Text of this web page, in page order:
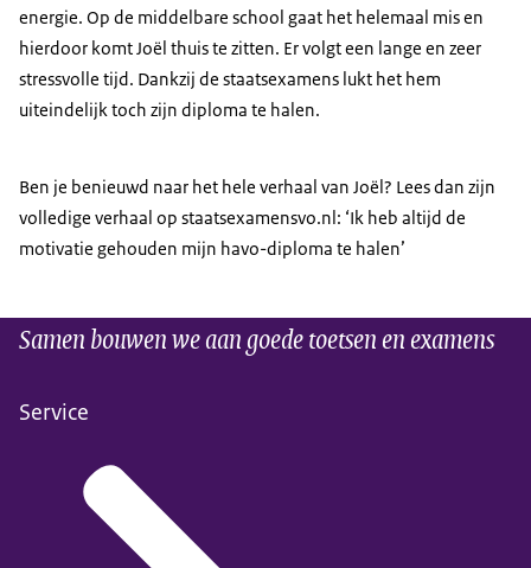
energie. Op de middelbare school gaat het helemaal mis en
hierdoor komt Joël thuis te zitten. Er volgt een lange en zeer
stressvolle tijd. Dankzij de staatsexamens lukt het hem
uiteindelijk toch zijn diploma te halen.
Ben je benieuwd naar het hele verhaal van Joël? Lees dan zijn
volledige verhaal op staatsexamensvo.nl: ‘Ik heb altijd de
motivatie gehouden mijn havo-diploma te halen’
Samen bouwen we aan goede toetsen en examens
Service